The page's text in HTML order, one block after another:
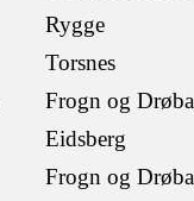
Rygge
Torsnes
Frogn og
Eidsberg
Frogn og